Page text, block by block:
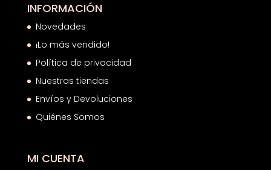
INFORMACIÓN
Novedades
¡Lo más vendido!
Política de privacidad
Nuestras tiendas
Envíos y Devoluciones
Quiénes Somos
MI CUENTA